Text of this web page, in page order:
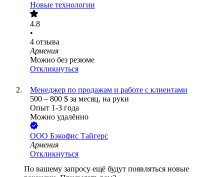
Новые технологии
4.8
•
4 отзыва
Армения
Можно без резюме
Откликнуться
Менеджер по продажам и работе с клиентами
500 – 800 $ за месяц, на руки
Опыт 1-3 года
Можно удалённо
ООО Бэкофис Тайгерс
Армения
Откликнуться
По вашему запросу ещё будут появляться новые